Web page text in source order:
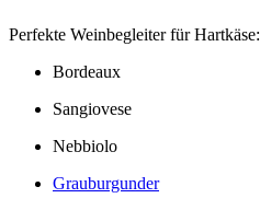
Perfekte Weinbegleiter für Hartkäse:
Bordeaux
Sangiovese
Nebbiolo
Grauburgunder